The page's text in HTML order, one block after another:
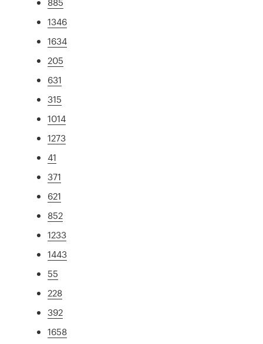
1346
1634
205
631
315
1014
1273
41
371
621
852
1233
1443
55
228
392
1658